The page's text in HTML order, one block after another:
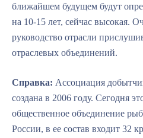
ближайшем будущем будут
на 10-15 лет, сейчас высокая.
руководство отрасли
отраслевых объединений.
Справка: Ассоциация
создана в 2006 году. Сегодня
общественное объединение
России, в ее состав входит 32